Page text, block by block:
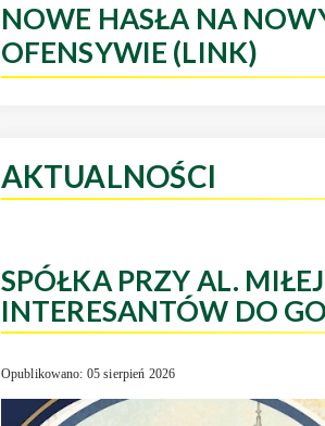
NOWE HASŁA NA
OFENSYWIE (LINK)
AKTUALNOŚCI
SPÓŁKA PRZY AL.
INTERESANTÓW DO
Opublikowano: 05 sierpień 2026